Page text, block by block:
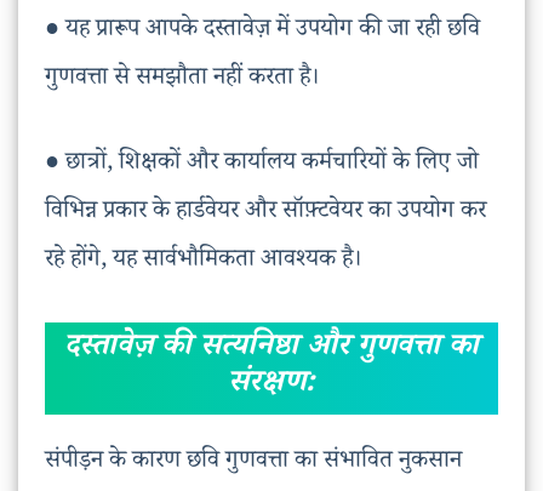
● यह प्रारूप आपके दस्तावेज़ में उपयोग की जा रही छवि
गुणवत्ता से समझौता नहीं करता है।
● छात्रों, शिक्षकों और कार्यालय कर्मचारियों के लिए जो
विभिन्न प्रकार के हार्डवेयर और सॉफ़्टवेयर का उपयोग कर
रहे होंगे, यह सार्वभौमिकता आवश्यक है।
दस्तावेज़ की सत्यनिष्ठा और गुणवत्ता का
संरक्षण:
संपीड़न के कारण छवि गुणवत्ता का संभावित नुकसान